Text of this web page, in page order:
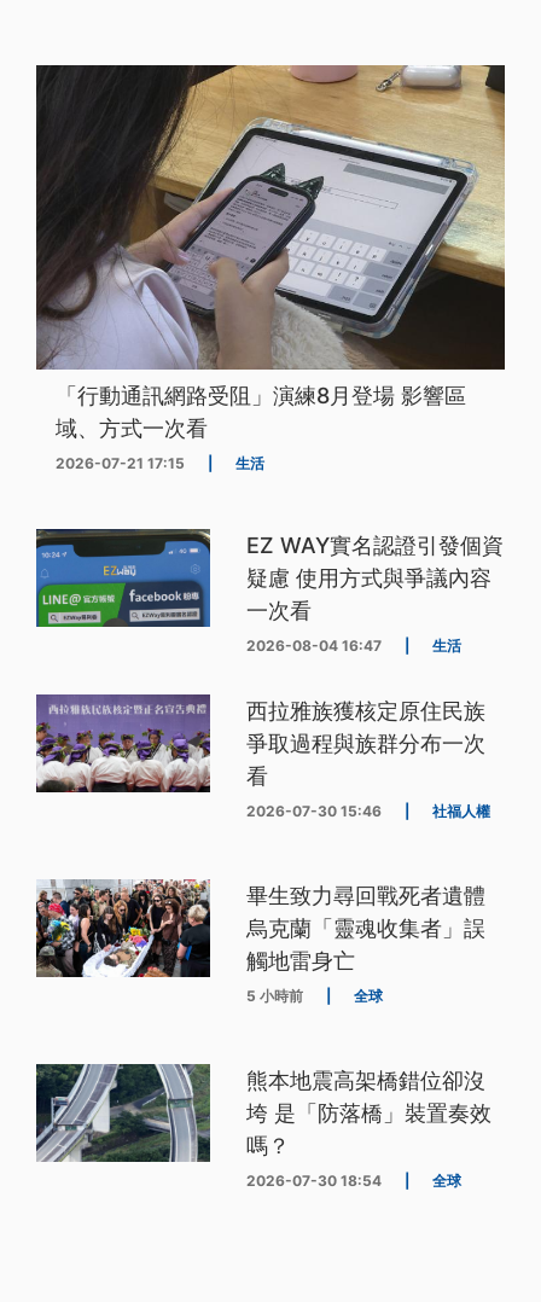
「行動通訊網路受阻」演練8月登場 影響區
域、方式一次看
2026-07-21 17:15 生活
EZ WAY實名認證引發個資
疑慮 使用方式與爭議內容
一次看
2026-08-04 16:47 生活
西拉雅族獲核定原住民族
爭取過程與族群分布一次
看
2026-07-30 15:46 社福人權
畢生致力尋回戰死者遺體
烏克蘭「靈魂收集者」誤
觸地雷身亡
5 小時前 全球
熊本地震高架橋錯位卻沒
垮 是「防落橋」裝置奏效
嗎？
2026-07-30 18:54 全球